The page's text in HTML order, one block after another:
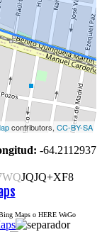
contributors, CC-BY-SA
-64.2112937
JQJQ+XF8
Maps o HERE WeGo